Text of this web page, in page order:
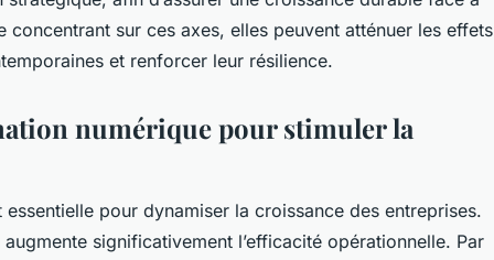
concentrant sur ces axes, elles peuvent atténuer les effets
et renforcer leur résilience.
numérique pour stimuler la
pour dynamiser la croissance des entreprises.
significativement l’efficacité opérationnelle. Par